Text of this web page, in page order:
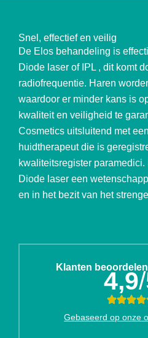
Klanten 4,9
Gebaseerd op onze
Snel, effectief en veilig
De Elos behandeling is
Diode laser of IPL , dit komt
radiofrequentie. Haren
waardoor er minder kans is
kwaliteit en veiligheid te
Cosmetics uitsluitend met
huidtherapeut die is
kwaliteitsregister
Diode laser een
en in het bezit van het